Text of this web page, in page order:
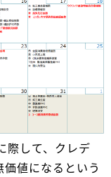
際して、クレデ
値になるという